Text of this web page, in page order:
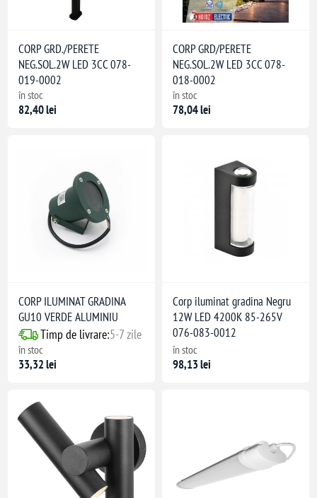
CORP GRD./PERETE
NEG.SOL.2W LED 3CC 078-
019-0002
în stoc
82,40 lei
CORP GRD/PERETE
NEG.SOL.2W LED 3CC 078-
018-0002
în stoc
78,04 lei
CORP ILUMINAT GRADINA
GU10 VERDE ALUMINIU
Timp de livrare:5-7 zile
în stoc
33,32 lei
Corp iluminat gradina Negru
12W LED 4200K 85-265V
076-083-0012
în stoc
98,13 lei